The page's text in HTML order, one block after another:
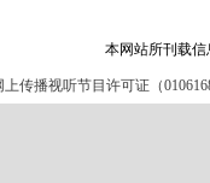
本网站所刊载
上传播视听节目许可证（